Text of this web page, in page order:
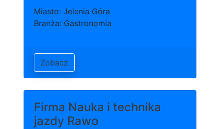
Miasto: Jelenia Góra
Branża: Gastronomia
Zobacz
Firma Nauka i technika
jazdy Rawo